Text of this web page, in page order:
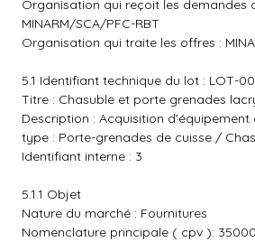
Organisation qui reçoit les demandes
MINARM/SCA/PFC-RBT
Organisation qui traite les offres :
5.1 Identifiant technique du lot : LOT-
Titre : Chasuble et porte grenades
Description : Acquisition
type : Porte-grenades de cuisse /
Identifiant interne : 3
5.1.1 Objet
Nature du marché : Fournitures
Nomenclature principale ( cpv ):